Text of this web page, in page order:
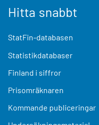
Hitta snabbt
StatFin-databasen
Statistikdatabaser
Finland i siffror
Prisomräknaren
Kommande publiceringar